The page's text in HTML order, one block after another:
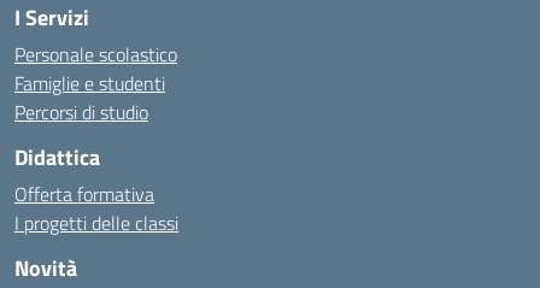
I Servizi
Personale scolastico
Famiglie e studenti
Percorsi di studio
Didattica
Offerta formativa
I progetti delle classi
Novità